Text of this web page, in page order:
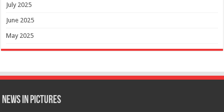
July 2025
June 2025
May 2025
News in Pictures